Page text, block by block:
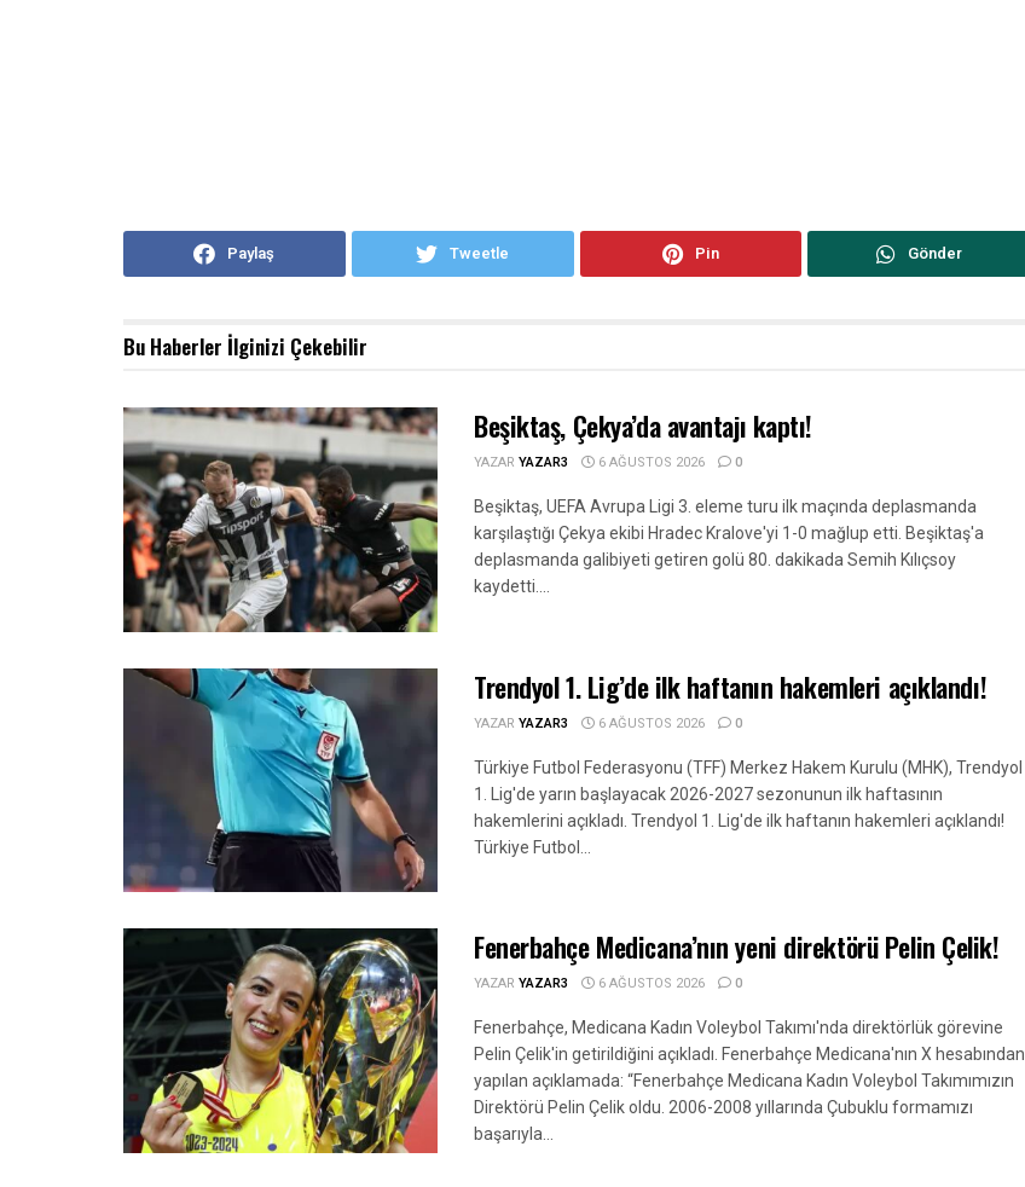
Paylaş Tweetle Pin Gönder
Bu Haberler İlginizi Çekebilir
Beşiktaş, Çekya’da avantajı kaptı!
YAZAR YAZAR3 6 AĞUSTOS 2026 0
Beşiktaş, UEFA Avrupa Ligi 3. eleme turu ilk maçında deplasmanda
karşılaştığı Çekya ekibi Hradec Kralove'yi 1-0 mağlup etti. Beşiktaş'a
deplasmanda galibiyeti getiren golü 80. dakikada Semih Kılıçsoy
kaydetti....
Trendyol 1. Lig’de ilk haftanın hakemleri açıklandı!
YAZAR YAZAR3 6 AĞUSTOS 2026 0
Türkiye Futbol Federasyonu (TFF) Merkez Hakem Kurulu (MHK), Trendyol
1. Lig'de yarın başlayacak 2026-2027 sezonunun ilk haftasının
hakemlerini açıkladı. Trendyol 1. Lig'de ilk haftanın hakemleri açıklandı!
Türkiye Futbol...
Fenerbahçe Medicana’nın yeni direktörü Pelin Çelik!
YAZAR YAZAR3 6 AĞUSTOS 2026 0
Fenerbahçe, Medicana Kadın Voleybol Takımı'nda direktörlük görevine
Pelin Çelik'in getirildiğini açıkladı. Fenerbahçe Medicana'nın X hesabından
yapılan açıklamada: “Fenerbahçe Medicana Kadın Voleybol Takımımızın
Direktörü Pelin Çelik oldu. 2006-2008 yıllarında Çubuklu formamızı
başarıyla...